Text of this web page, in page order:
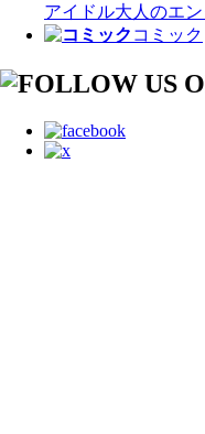
アイドル大人のエン
コミック